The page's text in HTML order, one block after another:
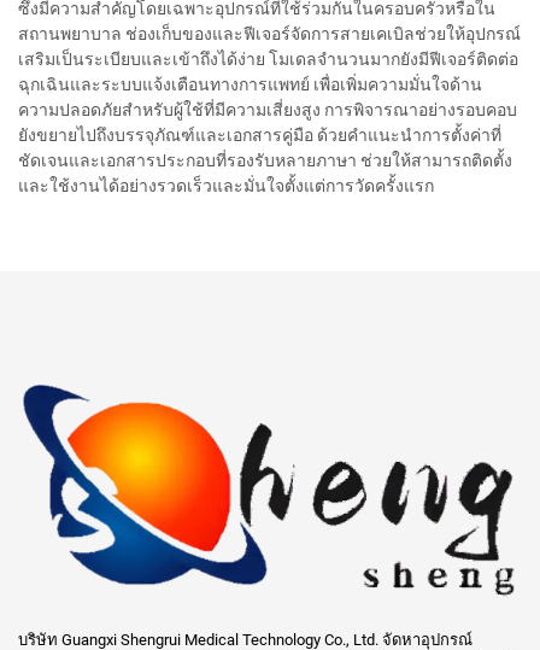
ซึ่งมีความสำคัญโดยเฉพาะอุปกรณ์ที่ใช้ร่วมกันในครอบครัวหรือใน
สถานพยาบาล ช่องเก็บของและฟีเจอร์จัดการสายเคเบิลช่วยให้อุปกรณ์
เสริมเป็นระเบียบและเข้าถึงได้ง่าย โมเดลจำนวนมากยังมีฟีเจอร์ติดต่อ
ฉุกเฉินและระบบแจ้งเตือนทางการแพทย์ เพื่อเพิ่มความมั่นใจด้าน
ความปลอดภัยสำหรับผู้ใช้ที่มีความเสี่ยงสูง การพิจารณาอย่างรอบคอบ
ยังขยายไปถึงบรรจุภัณฑ์และเอกสารคู่มือ ด้วยคำแนะนำการตั้งค่าที่
ชัดเจนและเอกสารประกอบที่รองรับหลายภาษา ช่วยให้สามารถติดตั้ง
และใช้งานได้อย่างรวดเร็วและมั่นใจตั้งแต่การวัดครั้งแรก
บริษัท Guangxi Shengrui Medical Technology Co., Ltd. จัดหาอุปกรณ์